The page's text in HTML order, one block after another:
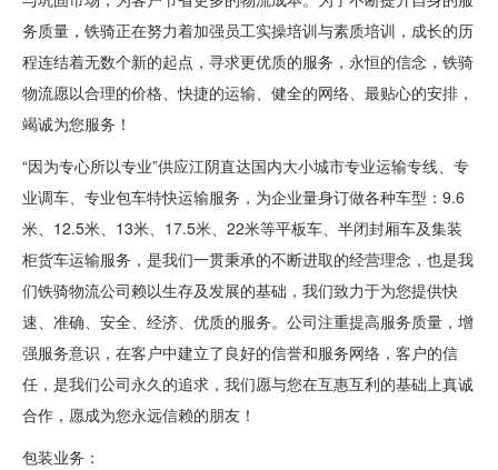
务质量，铁骑正在努力着加强员工实操培训与素质培训，成长的历
程连结着无数个新的起点，寻求更优质的服务，永恒的信念，铁骑
物流愿以合理的价格、快捷的运输、健全的网络、最贴心的安排，
竭诚为您服务！
“因为专心所以专业”供应江阴直达国内大小城市专业运输专线、专
业调车、专业包车特快运输服务，为企业量身订做各种车型：9.6
米、12.5米、13米、17.5米、22米等平板车、半闭封厢车及集装
柜货车运输服务，是我们一贯秉承的不断进取的经营理念，也是我
们铁骑物流公司赖以生存及发展的基础，我们致力于为您提供快
速、准确、安全、经济、优质的服务。公司注重提高服务质量，增
强服务意识，在客户中建立了良好的信誉和服务网络，客户的信
任，是我们公司永久的追求，我们愿与您在互惠互利的基础上真诚
合作，愿成为您永远信赖的朋友！
包装业务：